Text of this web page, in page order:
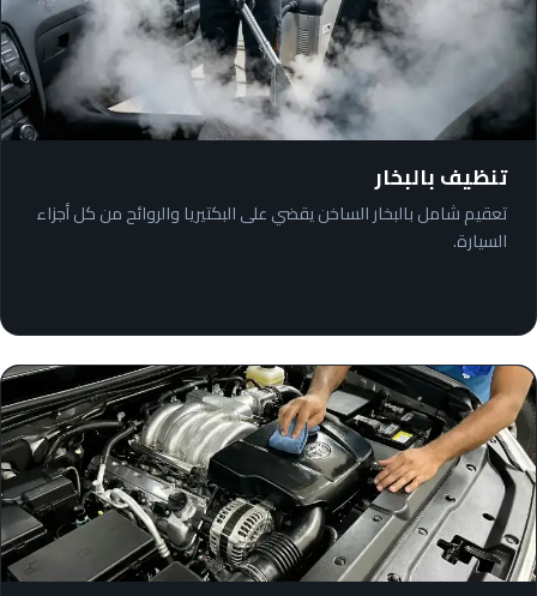
تنظيف بالبخار
تعقيم شامل بالبخار الساخن يقضي على البكتيريا والروائح من كل أجزاء
السيارة.